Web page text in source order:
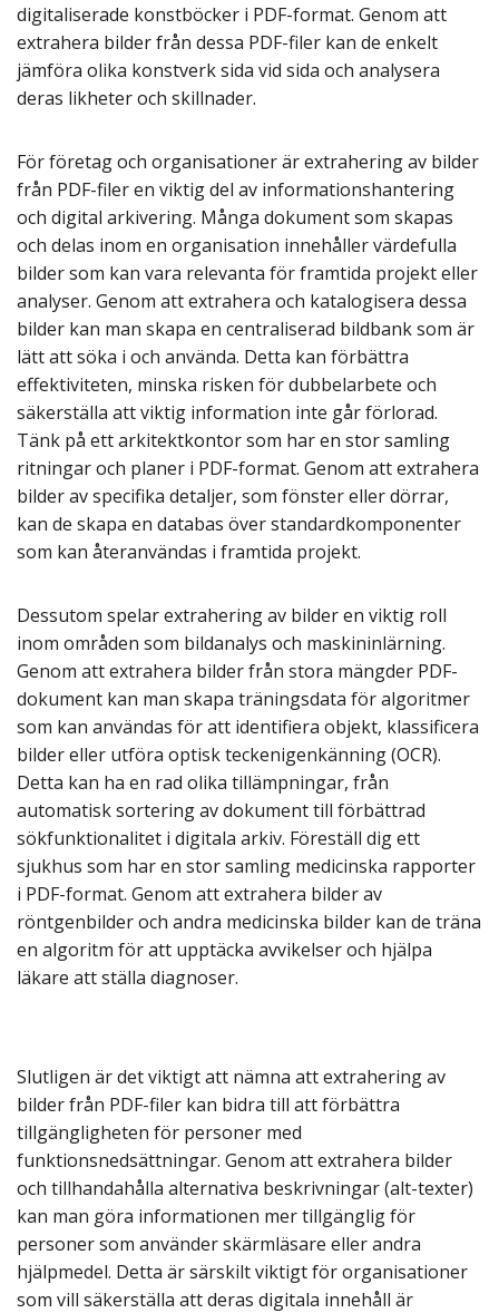
digitaliserade konstböcker i PDF-format. Genom att
extrahera bilder från dessa PDF-filer kan de enkelt
jämföra olika konstverk sida vid sida och analysera
deras likheter och skillnader.
För företag och organisationer är extrahering av bilder
från PDF-filer en viktig del av informationshantering
och digital arkivering. Många dokument som skapas
och delas inom en organisation innehåller värdefulla
bilder som kan vara relevanta för framtida projekt eller
analyser. Genom att extrahera och katalogisera dessa
bilder kan man skapa en centraliserad bildbank som är
lätt att söka i och använda. Detta kan förbättra
effektiviteten, minska risken för dubbelarbete och
säkerställa att viktig information inte går förlorad.
Tänk på ett arkitektkontor som har en stor samling
ritningar och planer i PDF-format. Genom att extrahera
bilder av specifika detaljer, som fönster eller dörrar,
kan de skapa en databas över standardkomponenter
som kan återanvändas i framtida projekt.
Dessutom spelar extrahering av bilder en viktig roll
inom områden som bildanalys och maskininlärning.
Genom att extrahera bilder från stora mängder PDF-
dokument kan man skapa träningsdata för algoritmer
som kan användas för att identifiera objekt, klassificera
bilder eller utföra optisk teckenigenkänning (OCR).
Detta kan ha en rad olika tillämpningar, från
automatisk sortering av dokument till förbättrad
sökfunktionalitet i digitala arkiv. Föreställ dig ett
sjukhus som har en stor samling medicinska rapporter
i PDF-format. Genom att extrahera bilder av
röntgenbilder och andra medicinska bilder kan de träna
en algoritm för att upptäcka avvikelser och hjälpa
läkare att ställa diagnoser.
Slutligen är det viktigt att nämna att extrahering av
bilder från PDF-filer kan bidra till att förbättra
tillgängligheten för personer med
funktionsnedsättningar. Genom att extrahera bilder
och tillhandahålla alternativa beskrivningar (alt-texter)
kan man göra informationen mer tillgänglig för
personer som använder skärmläsare eller andra
hjälpmedel. Detta är särskilt viktigt för organisationer
som vill säkerställa att deras digitala innehåll är